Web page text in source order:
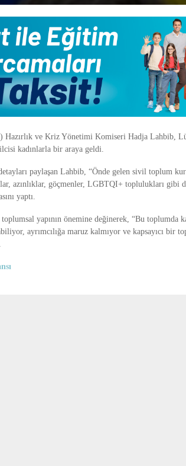
ve Kriz Yönetimi Komiseri Hadja Lahbib,
kadınlarla bir araya geldi.
paylaşan Lahbib, “Önde gelen sivil toplum
azınlıklar, göçmenler, LGBTQI+ toplulukları gibi
yaptı.
yapının önemine değinerek, “Bu toplumda
ayrımcılığa maruz kalmıyor ve kapsayıcı bir